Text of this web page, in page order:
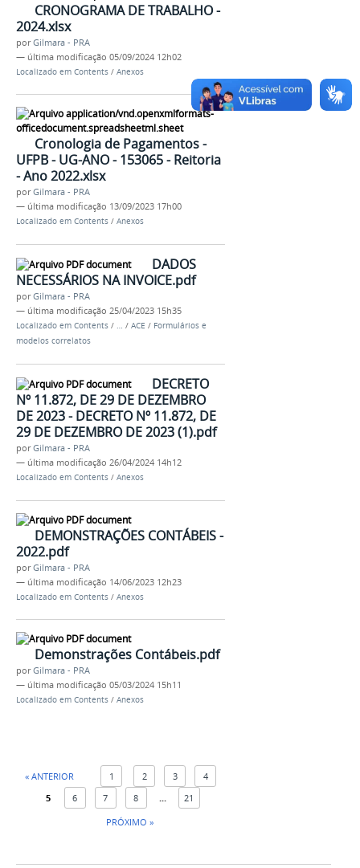
CRONOGRAMA DE TRABALHO -
2024.xlsx
porGilmara - PRA
— última modificação 05/09/2024 12h02
Localizado em Contents / Anexos
Cronologia de Pagamentos -
UFPB - UG-ANO - 153065 - Reitoria
- Ano 2022.xlsx
porGilmara - PRA
— última modificação 13/09/2023 17h00
Localizado em Contents / Anexos
DADOS
NECESSÁRIOS NA INVOICE.pdf
porGilmara - PRA
— última modificação 25/04/2023 15h35
Localizado em Contents / … / ACE / Formulários e
modelos correlatos
DECRETO
Nº 11.872, DE 29 DE DEZEMBRO
DE 2023 - DECRETO Nº 11.872, DE
29 DE DEZEMBRO DE 2023 (1).pdf
porGilmara - PRA
— última modificação 26/04/2024 14h12
Localizado em Contents / Anexos
DEMONSTRAÇÕES CONTÁBEIS -
2022.pdf
porGilmara - PRA
— última modificação 14/06/2023 12h23
Localizado em Contents / Anexos
Demonstrações Contábeis.pdf
porGilmara - PRA
— última modificação 05/03/2024 15h11
Localizado em Contents / Anexos
« ANTERIOR 1 2 3
4
5
6 7 8 ...
21
PRÓXIMO »